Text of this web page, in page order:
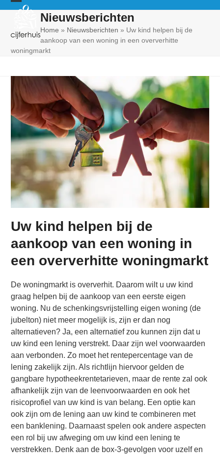
Open
mobile
Close
mobile
Nieuwsberichten
Home » Nieuwsberichten » Uw kind helpen bij de
aankoop van een woning in een oververhitte
woningmarkt
Uw kind helpen bij de
aankoop van een woning in
een oververhitte woningmarkt
De woningmarkt is oververhit. Daarom wilt u uw kind
graag helpen bij de aankoop van een eerste eigen
woning. Nu de schenkingsvrijstelling eigen woning (de
jubelton) niet meer mogelijk is, zijn er dan nog
alternatieven? Ja, een alternatief zou kunnen zijn dat u
uw kind een lening verstrekt. Daar zijn wel voorwaarden
aan verbonden. Zo moet het rentepercentage van de
lening zakelijk zijn. Als richtlijn hiervoor gelden de
gangbare hypotheekrentetarieven, maar de rente zal ook
afhankelijk zijn van de leenvoorwaarden en ook het
risicoprofiel van uw kind is van belang. Een optie kan
ook zijn om de lening aan uw kind te combineren met
een banklening. Daarnaast spelen ook andere aspecten
een rol bij uw afweging om uw kind een lening te
verstrekken. Denk aan de box-3-gevolgen voor uzelf en